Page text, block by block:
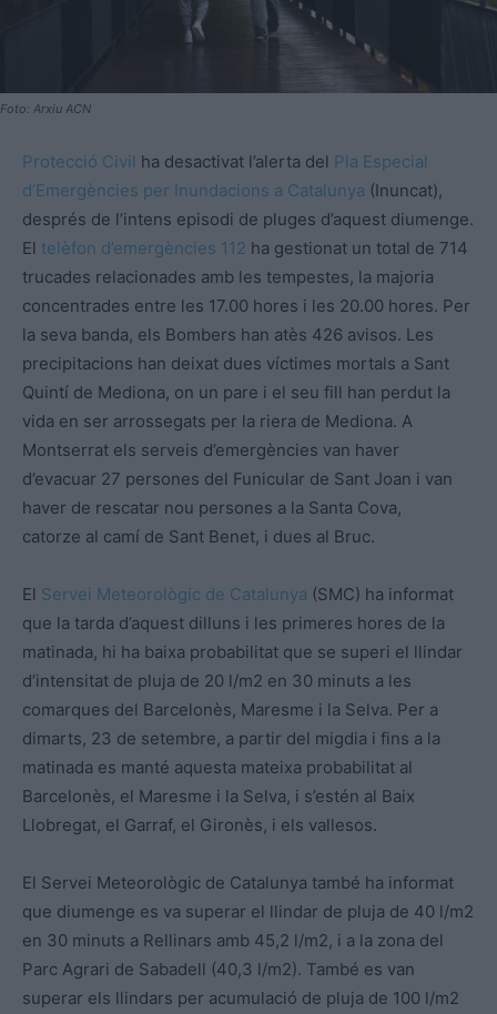
Foto: Arxiu ACN
Protecció Civil ha desactivat l’alerta del Pla Especial
d’Emergències per Inundacions a Catalunya (Inuncat),
després de l’intens episodi de pluges d’aquest diumenge.
El telèfon d’emergències 112 ha gestionat un total de 714
trucades relacionades amb les tempestes, la majoria
concentrades entre les 17.00 hores i les 20.00 hores. Per
la seva banda, els Bombers han atès 426 avisos. Les
precipitacions han deixat dues víctimes mortals a Sant
Quintí de Mediona, on un pare i el seu fill han perdut la
vida en ser arrossegats per la riera de Mediona. A
Montserrat els serveis d’emergències van haver
d’evacuar 27 persones del Funicular de Sant Joan i van
haver de rescatar nou persones a la Santa Cova,
catorze al camí de Sant Benet, i dues al Bruc.
El Servei Meteorològic de Catalunya (SMC) ha informat
que la tarda d’aquest dilluns i les primeres hores de la
matinada, hi ha baixa probabilitat que se superi el llindar
d’intensitat de pluja de 20 l/m2 en 30 minuts a les
comarques del Barcelonès, Maresme i la Selva. Per a
dimarts, 23 de setembre, a partir del migdia i fins a la
matinada es manté aquesta mateixa probabilitat al
Barcelonès, el Maresme i la Selva, i s’estén al Baix
Llobregat, el Garraf, el Gironès, i els vallesos.
El Servei Meteorològic de Catalunya també ha informat
que diumenge es va superar el llindar de pluja de 40 l/m2
en 30 minuts a Rellinars amb 45,2 l/m2, i a la zona del
Parc Agrari de Sabadell (40,3 l/m2). També es van
superar els llindars per acumulació de pluja de 100 l/m2